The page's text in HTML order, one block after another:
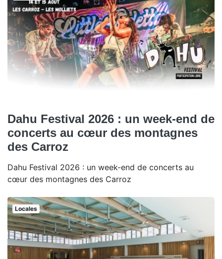
Dahu Festival 2026 : un week-end de
concerts au cœur des montagnes
des Carroz
Dahu Festival 2026 : un week-end de concerts au
cœur des montagnes des Carroz
Locales